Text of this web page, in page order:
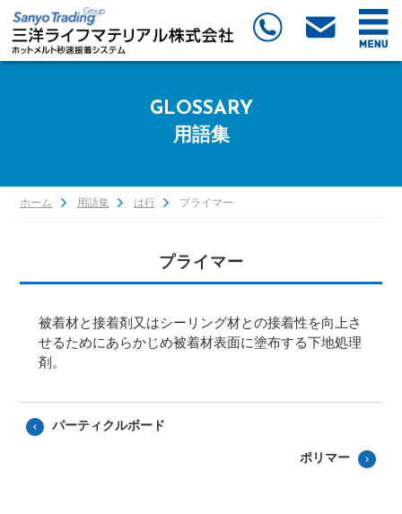
GLOSSARY
用語集
ホーム 用語集 は行 プライマー
プライマー
被着材と接着剤又はシーリング材との接着性を向上さ
せるためにあらかじめ被着材表面に塗布する下地処理
剤。
パーティクルボード
ポリマー